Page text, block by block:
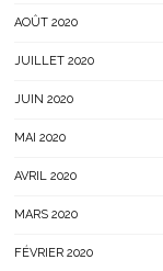
AOÛT 2020
JUILLET 2020
JUIN 2020
MAI 2020
AVRIL 2020
MARS 2020
FÉVRIER 2020